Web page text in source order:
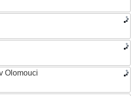
Olomouci